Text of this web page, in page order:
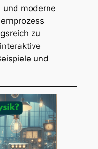
und moderne
zu
und